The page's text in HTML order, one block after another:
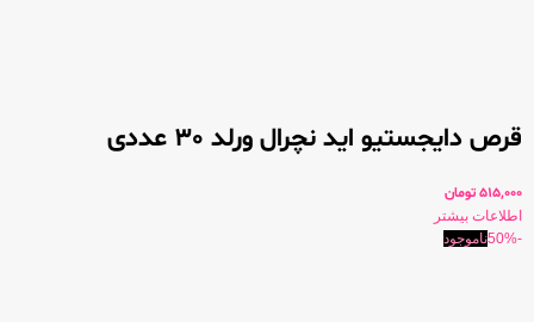
قرص دایجستیو اید نچرال ورلد 30 عددی
515,000تومان
اطلاعات بیشتر
-50%
ناموجود